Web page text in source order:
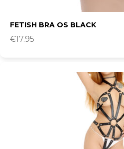
FETISH BRA OS BLACK
€17.95